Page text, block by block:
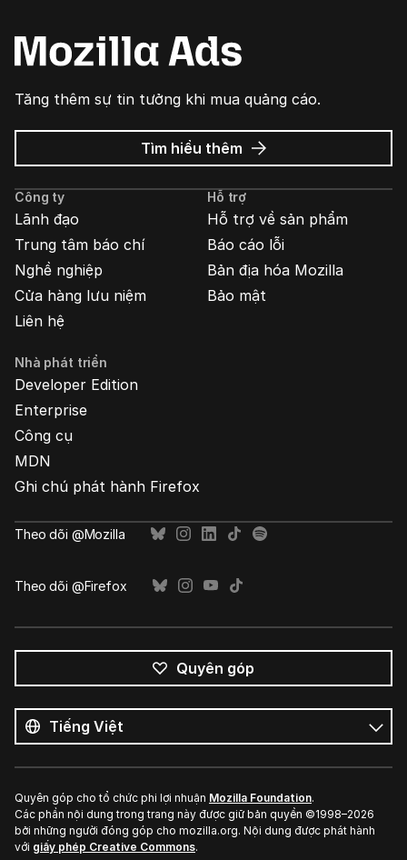
Tăng thêm sự tin tưởng khi mua quảng cáo.
Tìm hiểu thêm về
Quảng
cáo
Công ty
Lãnh đạo
Trung tâm báo chí
Nghề nghiệp
Cửa hàng lưu niệm
Liên hệ
Hỗ trợ
Hỗ trợ về sản phẩm
Báo cáo lỗi
Bản địa hóa Mozilla
Bảo mật
Nhà phát triển
Developer Edition
Enterprise
Công cụ
MDN
Ghi chú phát hành Firefox
Theo dõi @Mozilla
Theo dõi @Firefox
Quyên góp
cả
ngôn
ngữ
Ngôn
ngữ
Quyên góp cho tổ chức phi lợi nhuận Mozilla Foundation.
Các phần nội dung trong trang này được giữ bản quyền ©1998–2026
bởi những người đóng góp cho mozilla.org. Nội dung được phát hành
với giấy phép Creative Commons.